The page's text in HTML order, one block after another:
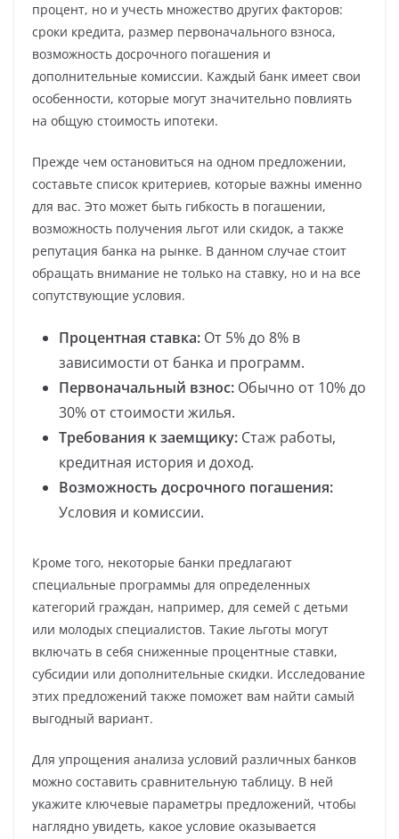
процент, но и учесть множество других факторов:
сроки кредита, размер первоначального взноса,
возможность досрочного погашения и
дополнительные комиссии. Каждый банк имеет свои
особенности, которые могут значительно повлиять
на общую стоимость ипотеки.
Прежде чем остановиться на одном предложении,
составьте список критериев, которые важны именно
для вас. Это может быть гибкость в погашении,
возможность получения льгот или скидок, а также
репутация банка на рынке. В данном случае стоит
обращать внимание не только на ставку, но и на все
сопутствующие условия.
Процентная ставка: От 5% до 8% в
зависимости от банка и программ.
Первоначальный взнос: Обычно от 10% до
30% от стоимости жилья.
Требования к заемщику: Стаж работы,
кредитная история и доход.
Возможность досрочного погашения:
Условия и комиссии.
Кроме того, некоторые банки предлагают
специальные программы для определенных
категорий граждан, например, для семей с детьми
или молодых специалистов. Такие льготы могут
включать в себя сниженные процентные ставки,
субсидии или дополнительные скидки. Исследование
этих предложений также поможет вам найти самый
выгодный вариант.
Для упрощения анализа условий различных банков
можно составить сравнительную таблицу. В ней
укажите ключевые параметры предложений, чтобы
наглядно увидеть, какое условие оказывается